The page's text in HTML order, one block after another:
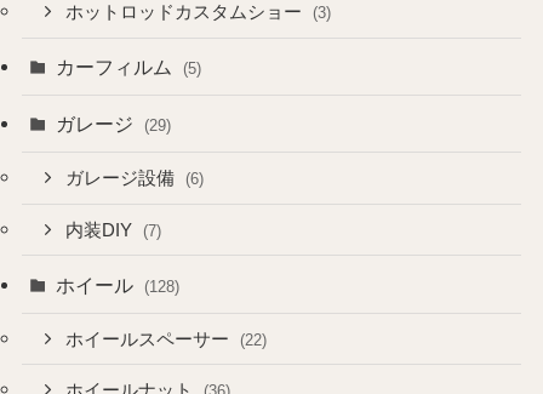
ホットロッドカスタムショー (3)
カーフィルム (5)
ガレージ (29)
ガレージ設備 (6)
内装DIY (7)
ホイール (128)
ホイールスペーサー (22)